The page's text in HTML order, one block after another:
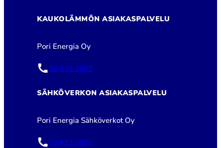
KAUKOLÄMMÖN ASIAKASPALVELU
Pori Energia Oy
02 621 2085
SÄHKÖVERKON ASIAKASPALVELU
Pori Energia Sähköverkot Oy
02 621 2050